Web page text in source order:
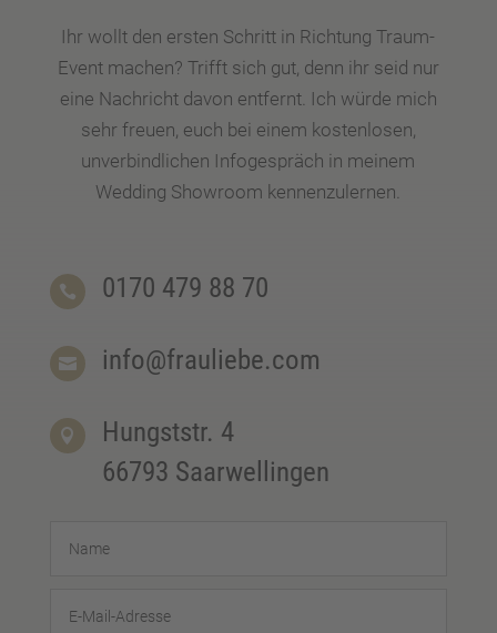
Ihr wollt den ersten Schritt in Richtung Traum-
Event machen? Trifft sich gut, denn ihr seid nur
eine Nachricht davon entfernt. Ich würde mich
sehr freuen, euch bei einem kostenlosen,
unverbindlichen Infogespräch in meinem
Wedding Showroom kennenzulernen.
 0170 479 88 70
 info@frauliebe.com

Hungststr. 4
66793 Saarwellingen